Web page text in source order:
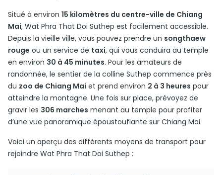
Situé à environ 15 kilomètres du centre-ville de Chiang
Mai, Wat Phra That Doi Suthep est facilement accessible.
Depuis la vieille ville, vous pouvez prendre un songthaew
rouge ou un service de taxi, qui vous conduira au temple
en environ 30 à 45 minutes. Pour les amateurs de
randonnée, le sentier de la colline Suthep commence près
du zoo de Chiang Mai et prend environ 2 à 3 heures pour
atteindre la montagne. Une fois sur place, prévoyez de
gravir les 306 marches menant au temple pour profiter
d’une vue panoramique époustouflante sur Chiang Mai.
Voici un aperçu des différents moyens de transport pour
rejoindre Wat Phra That Doi Suthep :